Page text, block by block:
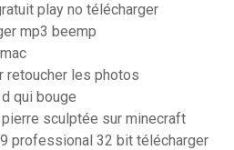
play no télécharger
mp3 beemp
retoucher les photos
qui bouge
sculptée sur minecraft
professional 32 bit télécharger